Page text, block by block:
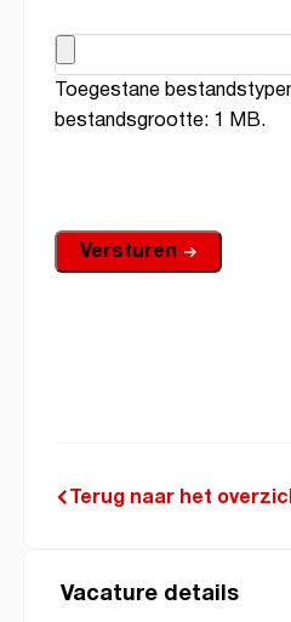
Toegestane
bestandsgrootte: 1 MB.
Versturen
Terug naar het
Vacature details